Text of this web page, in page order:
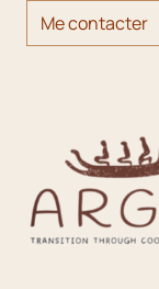
Me contacter